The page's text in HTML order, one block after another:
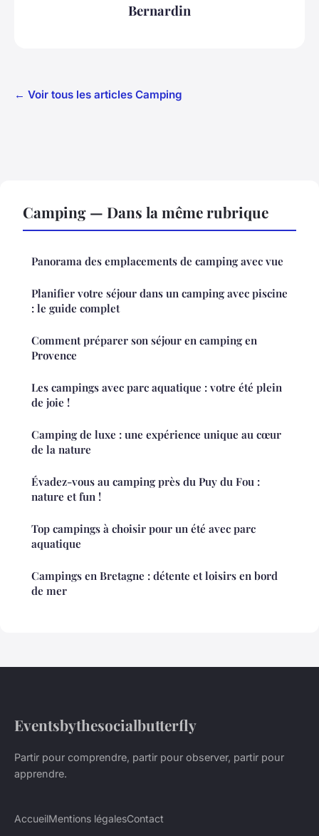
Bernardin
← Voir tous les articles Camping
Camping — Dans la même rubrique
Panorama des emplacements de camping avec vue
Planifier votre séjour dans un camping avec piscine
: le guide complet
Comment préparer son séjour en camping en
Provence
Les campings avec parc aquatique : votre été plein
de joie !
Camping de luxe : une expérience unique au cœur
de la nature
Évadez-vous au camping près du Puy du Fou :
nature et fun !
Top campings à choisir pour un été avec parc
aquatique
Campings en Bretagne : détente et loisirs en bord
de mer
Eventsbythesocialbutterfly
Partir pour comprendre, partir pour observer, partir pour
apprendre.
AccueilMentions légalesContact